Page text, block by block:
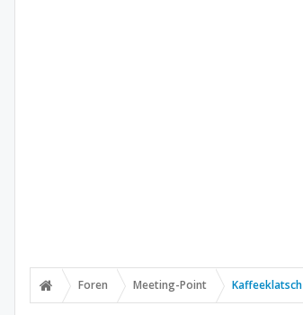
Foren Meeting-Point Kaffeeklatsch